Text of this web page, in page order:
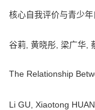
核心自我评价与青少
谷莉, 黄晓彤, 梁广华,
The Relationship
Li GU, Xiaotong